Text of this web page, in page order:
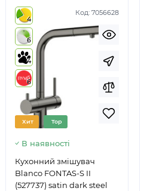
Код: 7056628
4
6
4
6
Хит Top
В наявності
Кухонний змішувач
Blanco FONTAS-S II
(527737) satin dark steel